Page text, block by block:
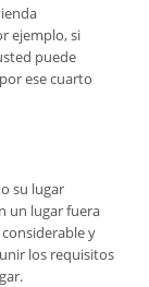
ejemplo, si
puede
ese cuarto
su lugar
un lugar fuera
y
los requisitos